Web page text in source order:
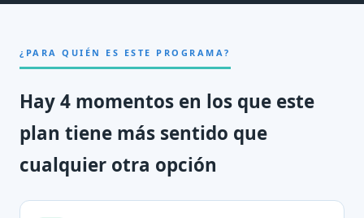
programa integral salud acupuntura guadalajara
¿PARA QUIÉN ES ESTE PROGRAMA?
Hay 4 momentos en los que este
plan tiene más sentido que
cualquier otra opción